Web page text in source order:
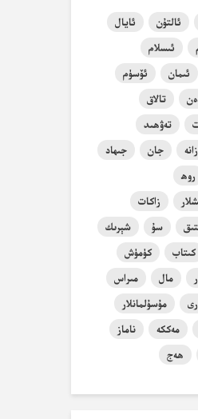
ئالتۇن
ئايال
ئىسلام
ئىمان
ئۆسۈم
تالاق
تەۋھىد
جان
جىھاد
روھ
زاكات
سۇ
شېرىك
كىتاب
كۈمۈش
مال
مىراس
مۇسۇلمانلار
مەككە
ناماز
ھەج